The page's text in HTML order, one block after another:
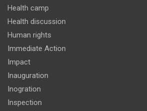
Health camp
Health discussion
Human rights
Immediate Action
Impact
Inauguration
Inogration
Inspection